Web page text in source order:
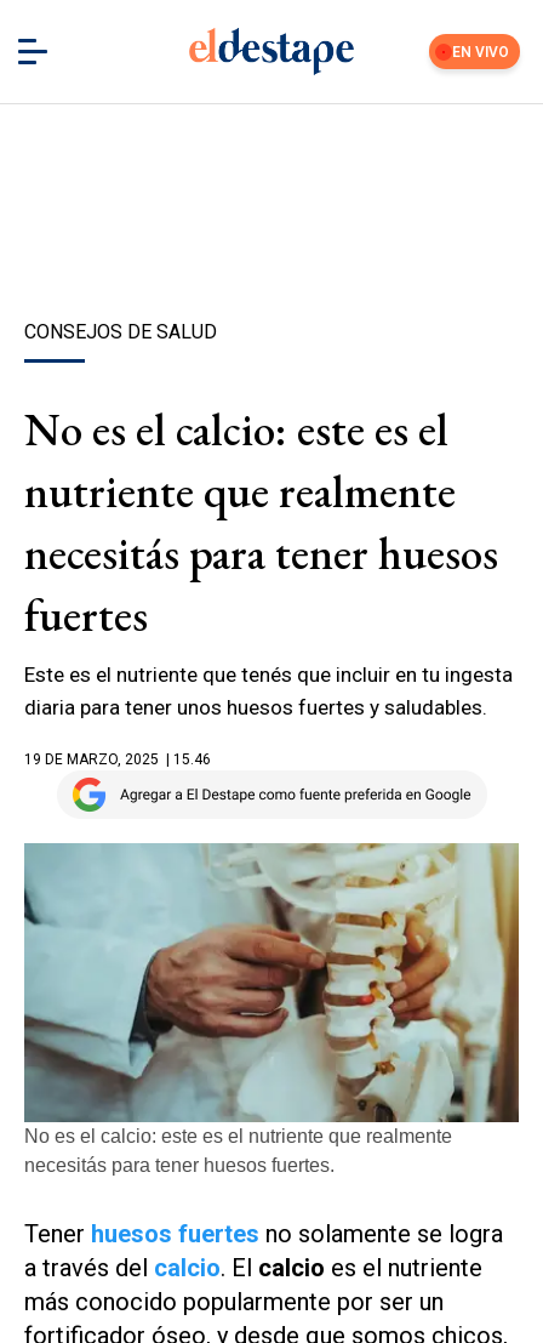
EN VIVO
CONSEJOS DE SALUD
No es el calcio: este es el
nutriente que realmente
necesitás para tener huesos
fuertes
Este es el nutriente que tenés que incluir en tu ingesta
diaria para tener unos huesos fuertes y saludables.
19 DE MARZO, 2025 | 15.46
No es el calcio: este es el nutriente que realmente
necesitás para tener huesos fuertes.
Tener huesos fuertes no solamente se logra
a través del calcio. El calcio es el nutriente
más conocido popularmente por ser un
fortificador óseo, y desde que somos chicos,